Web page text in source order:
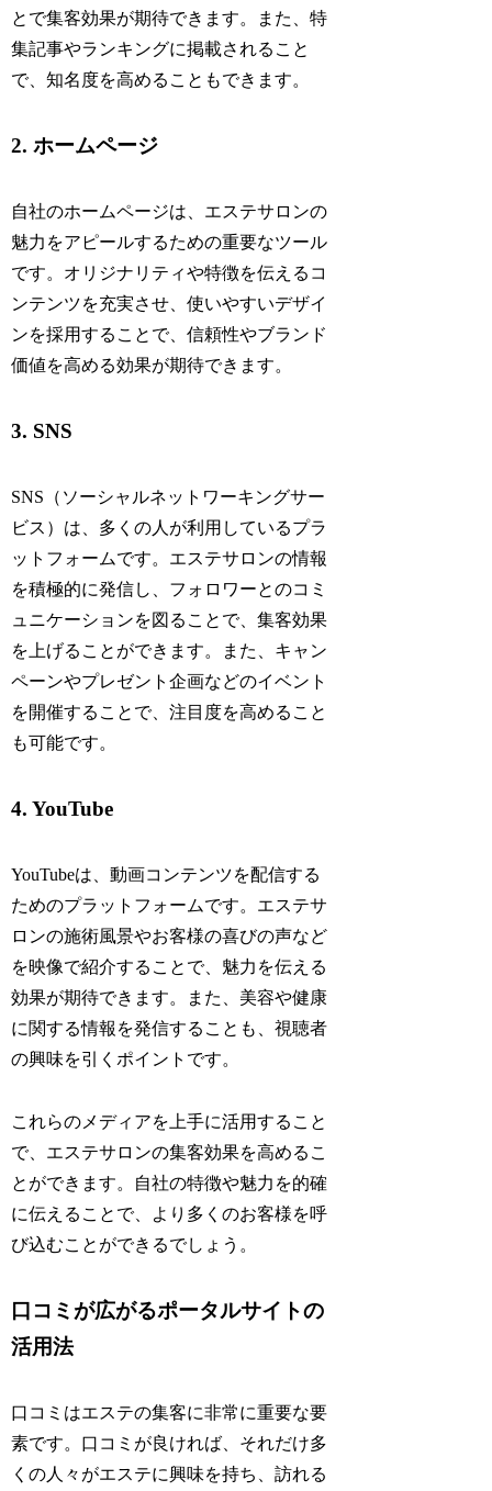
とで集客効果が期待できます。また、特
集記事やランキングに掲載されること
で、知名度を高めることもできます。
2. ホームページ
自社のホームページは、エステサロンの
魅力をアピールするための重要なツール
です。オリジナリティや特徴を伝えるコ
ンテンツを充実させ、使いやすいデザイ
ンを採用することで、信頼性やブランド
価値を高める効果が期待できます。
3. SNS
SNS（ソーシャルネットワーキングサー
ビス）は、多くの人が利用しているプラ
ットフォームです。エステサロンの情報
を積極的に発信し、フォロワーとのコミ
ュニケーションを図ることで、集客効果
を上げることができます。また、キャン
ペーンやプレゼント企画などのイベント
を開催することで、注目度を高めること
も可能です。
4. YouTube
YouTubeは、動画コンテンツを配信する
ためのプラットフォームです。エステサ
ロンの施術風景やお客様の喜びの声など
を映像で紹介することで、魅力を伝える
効果が期待できます。また、美容や健康
に関する情報を発信することも、視聴者
の興味を引くポイントです。
これらのメディアを上手に活用すること
で、エステサロンの集客効果を高めるこ
とができます。自社の特徴や魅力を的確
に伝えることで、より多くのお客様を呼
び込むことができるでしょう。
口コミが広がるポータルサイトの
活用法
口コミはエステの集客に非常に重要な要
素です。口コミが良ければ、それだけ多
くの人々がエステに興味を持ち、訪れる